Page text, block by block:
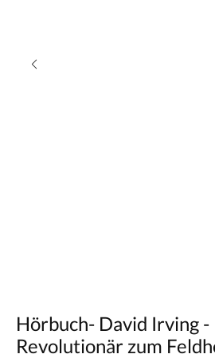
Hörbuch- David Irving
Revolutionär zum